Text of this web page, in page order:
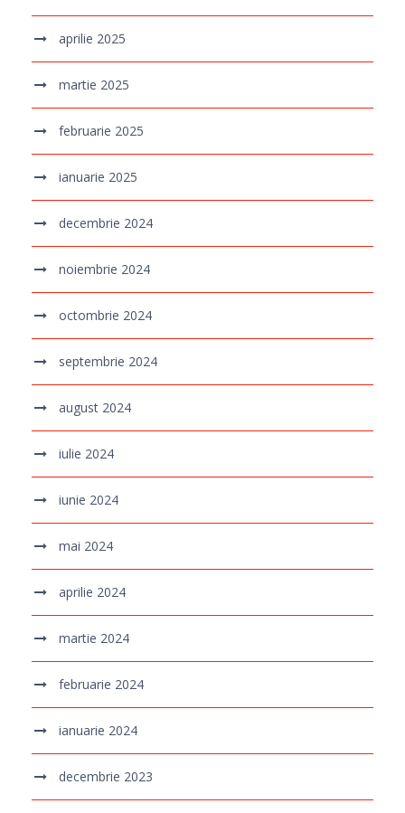
aprilie 2025
martie 2025
februarie 2025
ianuarie 2025
decembrie 2024
noiembrie 2024
octombrie 2024
septembrie 2024
august 2024
iulie 2024
iunie 2024
mai 2024
aprilie 2024
martie 2024
februarie 2024
ianuarie 2024
decembrie 2023